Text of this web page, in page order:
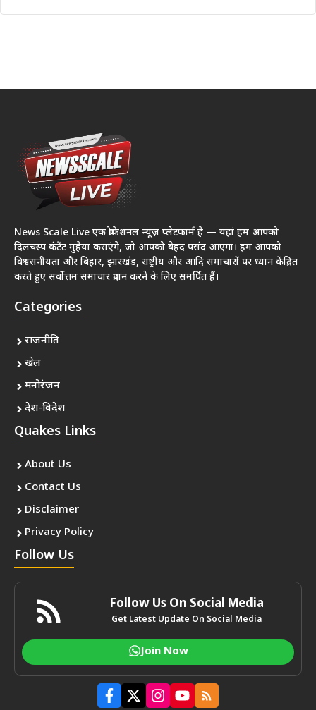
News Scale Live एक प्रोफेशनल न्यूज़ प्लेटफार्म है — यहां हम आपको
दिलचस्प कंटेंट मुहैया कराएंगे, जो आपको बेहद पसंद आएगा। हम आपको
विश्वसनीयता और बिहार, झारखंड, राष्ट्रीय और आदि समाचारों पर ध्यान केंद्रित
करते हुए सर्वोत्तम समाचार प्रदान करने के लिए समर्पित हैं।
Categories
राजनीति
खेल
मनोरंजन
देश-विदेश
Quakes Links
About Us
Contact Us
Disclaimer
Privacy Policy
Follow Us
Follow Us On Social Media
Get Latest Update On Social Media
Join Now